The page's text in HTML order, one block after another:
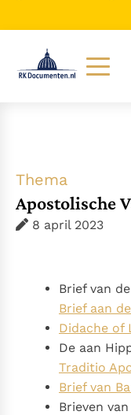
Thema’s
Berichten
Denzinger
5. Het gebed van
In Christus wordt
Leer de kostbare
herkennen
Gods Koninkrijk
De mystiek. De
heiligheid
Thema
Apostolische
8 april 2023
Brief van
Brief aan
Didache of
De aan
Traditio
Brief van
Brieven